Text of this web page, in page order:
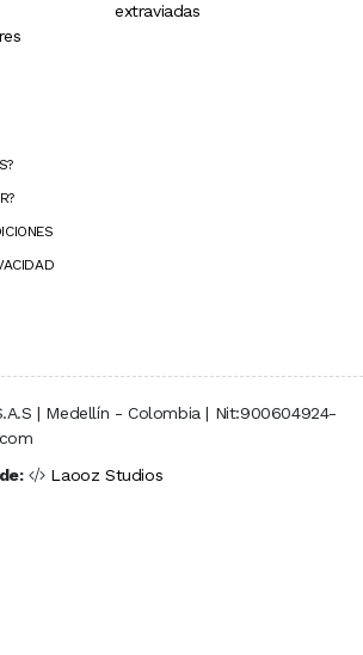
extraviadas
| Medellín - Colombia | Nit:900604924-
Laooz Studios